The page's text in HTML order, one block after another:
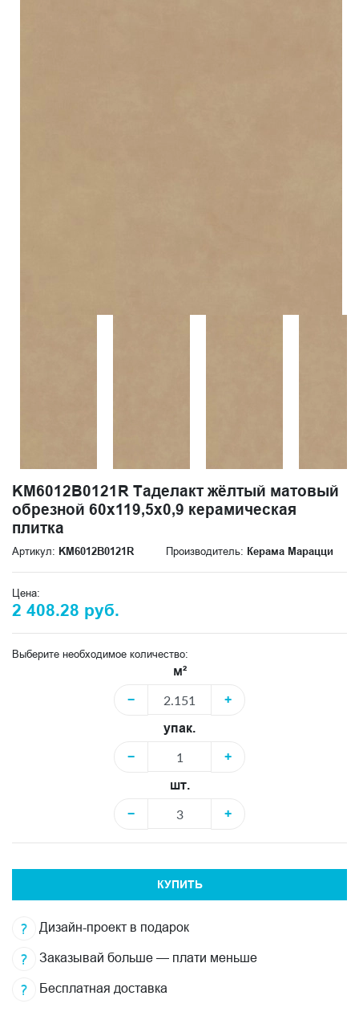
KM6012B0121R Таделакт жёлтый матовый
обрезной 60x119,5x0,9 керамическая
плитка
Артикул: KM6012B0121R Производитель: Керама Марацци
Цена:
2 408.28 руб.
Выберите необходимое количество:
м²
−
+
упак.
−
+
шт.
−
+
КУПИТЬ
Дизайн-проект в подарок
Заказывай больше — плати меньше
Бесплатная доставка